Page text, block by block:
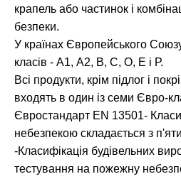
крапель або частинок і
безпеки.
У країнах Європейського
класів - А1, А2, В, С, О, Е і Р.
Всі продукти, крім підлог і
входять в один із семи Євро-
Євростандарт EN 13501-
небезпекою складається з
-Класифікація будівельних
тестування на пожежну